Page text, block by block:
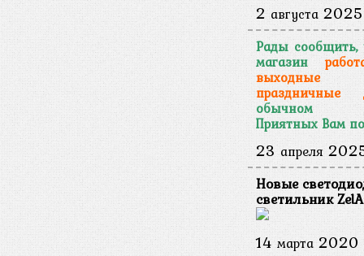
2августа 2025
Рады
магазин
праздничные
обычном
Приятных Вам
23апреля
Новые
светильник
14марта2020